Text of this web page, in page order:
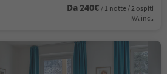
Da 240€ / 1 notte / 2 ospiti
IVA incl.